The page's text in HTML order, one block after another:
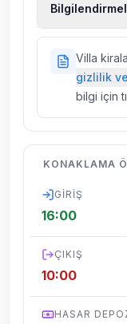
kelebek,
dönemsel
Villa
gizlilik
bilgi için
KONAKLAMA
GIRIŞ
16:00
ÇIKIŞ
10:00
HASAR